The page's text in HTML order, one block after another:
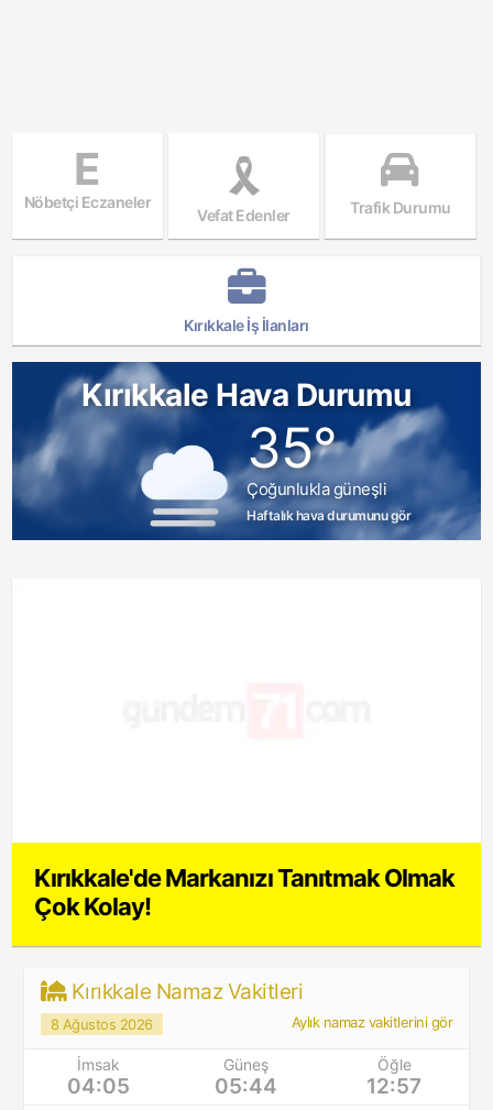
E
Nöbetçi Eczaneler
Vefat Edenler Trafik Durumu
Kırıkkale İş İlanları
Kırıkkale Hava Durumu
35°
Çoğunlukla güneşli
Haftalık hava durumunu gör
Kırıkkale'de Markanızı Tanıtmak Olmak
Çok Kolay!
Kırıkkale Namaz Vakitleri
8 Ağustos 2026 Aylık namaz vakitlerini gör
İmsak
04:05
Güneş
05:44
Öğle
12:57